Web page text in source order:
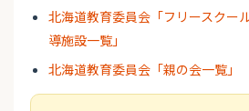
北海道教育委員会「フリースクー
導施設一覧」
北海道教育委員会「親の会一覧」